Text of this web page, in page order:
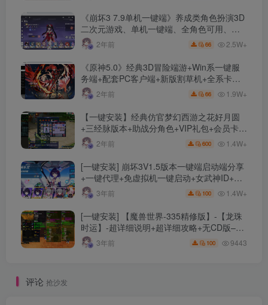
《崩坏3 7.9单机一键端》养成类角色扮演3D
二次元游戏、单机一键端、全角色可用、无
限资源、附带保姆级安装教程
2年前 66 2.5W+
《原神5.0》经典3D冒险端游+Win系一键服
务端+配套PC客户端+新版割草机+全系卡池
文件2年前 66 1.9W+
【一键安装】经典仿官梦幻西游之花好月圆
+三经脉版本+助战分角色+VIP礼包+会员卡
+剧情活动+视频搭建及其他修改资料
2年前 600 1.4W+
[一键安装] 崩坏3V1.5版本一键端启动端分享
+一键代理+免虚拟机一键启动+女武神ID+详
细指令+极简一键修改
3年前 100 1.4W+
[一键安装] 【魔兽世界-335精修版】-【龙珠
时运】-超详细说明+超详细攻略+无CD版–精
修版本-站长推荐+站长亲测
3年前 100 9443
评论 抢沙发